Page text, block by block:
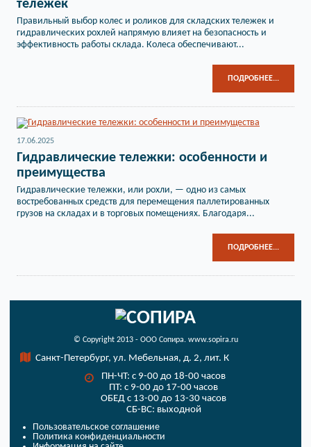
тележек
Правильный выбор колес и роликов для складских тележек и
гидравлических рохлей напрямую влияет на безопасность и
эффективность работы склада. Колеса обеспечивают...
ПОДРОБНЕЕ...
17.06.2025
Гидравлические тележки: особенности и
преимущества
Гидравлические тележки, или рохли, — одно из самых
востребованных средств для перемещения паллетированных
грузов на складах и в торговых помещениях. Благодаря...
ПОДРОБНЕЕ...
© Copyright 2013 - ООО Сопира. www.sopira.ru
Санкт-Петербург, ул. Мебельная, д. 2, лит. К
ПН-ЧТ: с 9-00 до 18-00 часов
ПТ: с 9-00 до 17-00 часов
ОБЕД с 13-00 до 13-30 часов
СБ-ВС: выходной
Пользовательское соглашение
Политика конфиденциальности